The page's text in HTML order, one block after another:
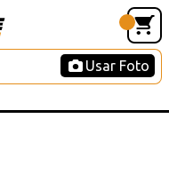
Usar Foto